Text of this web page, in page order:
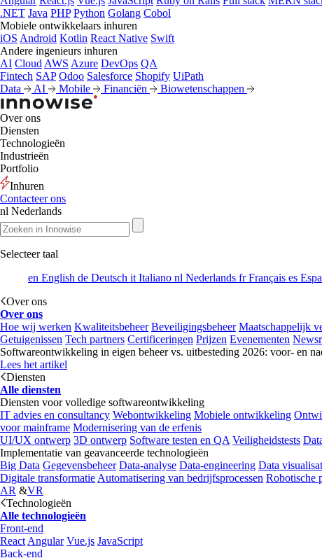
.NET Java PHP Python Golang Cobol
Mobiele ontwikkelaars inhuren
iOS Android Kotlin React Native Swift
Andere ingenieurs inhuren
AI Cloud AWS Azure DevOps QA
Fintech SAP Odoo Salesforce Shopify UiPath
Data
AI Mobile Financiën Biowetenschappen
Over ons
Diensten
Technologieën
Industrieën
Portfolio
Inhuren
Contacteer ons
nl Nederlands
Selecteer taal
en English de Deutsch it Italiano nl Nederlands frFrançais es
Over ons
Over ons
Hoe wij werken Kwaliteitsbeheer Beveiligingsbeheer Maatschappelijk
Getuigenissen Tech partners Certificeringen Prijzen Evenementen
Softwareontwikkeling in eigen beheer vs. uitbesteding 2026: voor- en
Lees het artikel
Diensten
Alle diensten
Diensten voor volledige softwareontwikkeling
IT advies en consultancy Webontwikkeling Mobiele ontwikkeling
voor mainframe Modernisering van de erfenis
UI/UX ontwerp 3D ontwerp Software testen en QA Veiligheidstests
Implementatie van geavanceerde technologieën
Big Data Gegevensbeheer Data-analyse Data-engineering Data
Digitale transformatie Automatisering van bedrijfsprocessen Robotische
AR &VR
Technologieën
Alle technologieën
Front-end
React Angular Vue.js JavaScript
Back-end